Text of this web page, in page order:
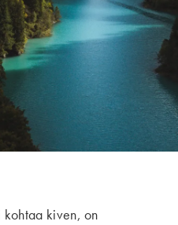
kohtaa kiven, on